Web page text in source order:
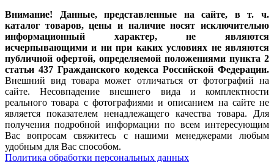
Внимание! Данные, представленные на сайте, в т. ч.
каталог товаров, цены и наличие носят исключительно
информационный характер, не являются
исчерпывающими и ни при каких условиях не являются
публичной офертой, определяемой положениями пункта 2
статьи 437 Гражданского кодекса Российской Федерации.
Внешний вид товара может отличаться от фотографий на
сайте. Несовпадение внешнего вида и комплектности
реального товара с фотографиями и описанием на сайте не
является показателем ненадлежащего качества товара. Для
получения подробной информации по всем интересующим
Вас вопросам свяжитесь с нашими менеджерами любым
удобным для Вас способом.
Политика обработки персональных данных